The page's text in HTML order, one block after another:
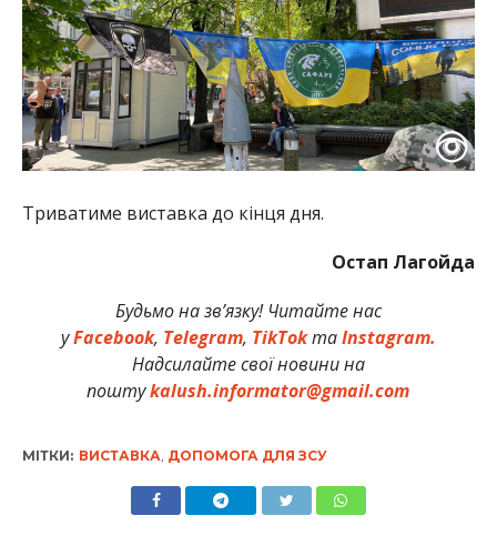
Триватиме виставка до кінця дня.
Остап Лагойда
Будьмо на зв’язку! Читайте нас
уFacebook, Telegram, TikTokтаInstagram.
Надсилайте свої новини на
поштуkalush.informator@gmail.com
МІТКИ: ВИСТАВКА, ДОПОМОГА ДЛЯ ЗСУ